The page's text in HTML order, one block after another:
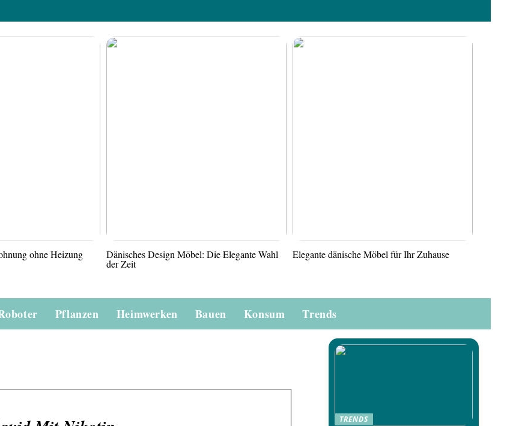
ohne Heizung Dänisches Design Möbel: Die Elegante Wahl
der Zeit
Elegante dänische Möbel für Ihr Zuhause
Pflanzen Heimwerken Bauen Konsum Trends
TRENDS